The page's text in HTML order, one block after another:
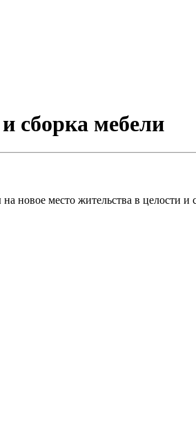
сборка мебели
новое место жительства в целости и